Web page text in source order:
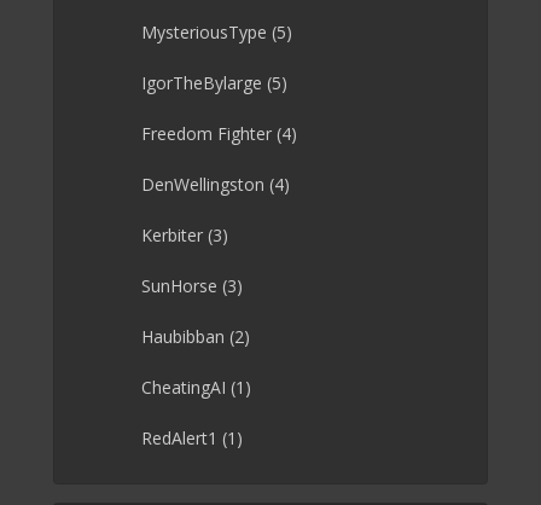
MysteriousType (5)
IgorTheBylarge (5)
Freedom Fighter (4)
DenWellingston (4)
Kerbiter (3)
SunHorse (3)
Haubibban (2)
CheatingAI (1)
RedAlert1 (1)